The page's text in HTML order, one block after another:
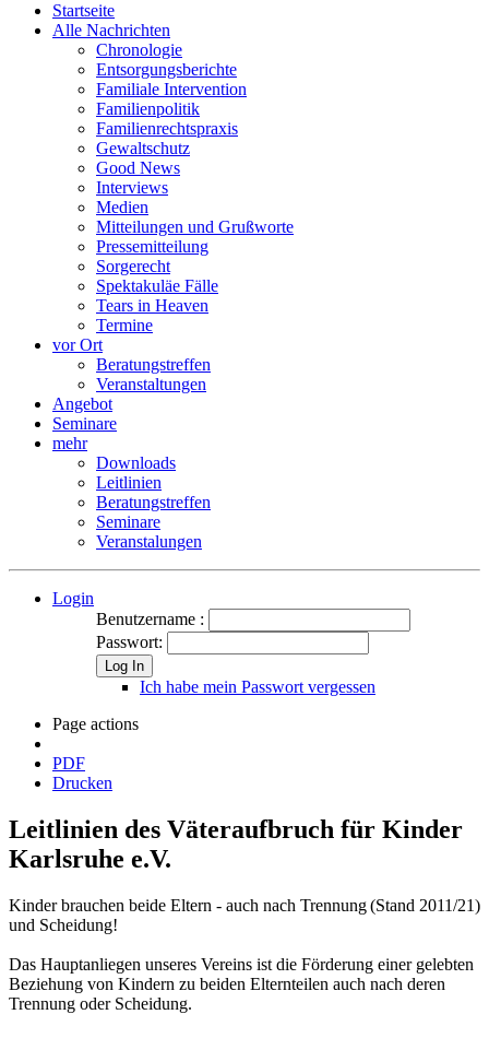
Startseite
Alle Nachrichten
Chronologie
Entsorgungsberichte
Familiale Intervention
Familienpolitik
Familienrechtspraxis
Gewaltschutz
Good News
Interviews
Medien
Mitteilungen und Grußworte
Pressemitteilung
Sorgerecht
Spektakuläe Fälle
Tears in Heaven
Termine
vor Ort
Beratungstreffen
Veranstaltungen
Angebot
Seminare
mehr
Downloads
Leitlinien
Beratungstreffen
Seminare
Veranstalungen
Login
Benutzername :
Passwort:
Log In
Ich habe mein Passwort vergessen
Page actions
PDF
Drucken
Leitlinien des Väteraufbruch für Kinder
Karlsruhe e.V.
(Stand 2011/21)
Kinder brauchen beide Eltern - auch nach Trennung
und Scheidung!
Das Hauptanliegen unseres Vereins ist die Förderung einer gelebten
Beziehung von Kindern zu beiden Elternteilen auch nach deren
Trennung oder Scheidung.